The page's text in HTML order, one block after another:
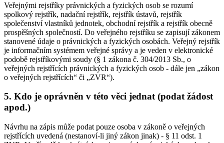
Veřejnými rejstříky právnických a fyzických osob se rozumí
spolkový rejstřík, nadační rejstřík, rejstřík ústavů, rejstřík
společenství vlastníků jednotek, obchodní rejstřík a rejstřík obecně
prospěšných společností. Do veřejného rejstříku se zapisují zákonem
stanovené údaje o právnických a fyzických osobách. Veřejný rejstřík
je informačním systémem veřejné správy a je veden v elektronické
podobě rejstříkovými soudy (§ 1 zákona č. 304/2013 Sb., o
veřejných rejstřících právnických a fyzických osob - dále jen „zákon
o veřejných rejstřících“ či „ZVR“).
5. Kdo je oprávněn v této věci jednat (podat žádost
apod.)
Návrhu na zápis může podat pouze osoba v zákoně o veřejných
rejstřících uvedená (nestanoví-li jiný zákon jinak) - § 11 odst. 1